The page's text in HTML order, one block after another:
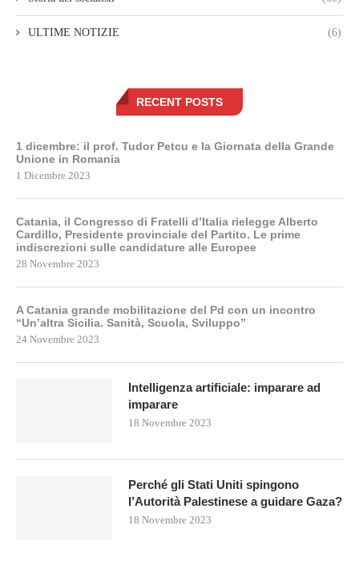
ULTIME NOTIZIE (6)
RECENT POSTS
1 dicembre: il prof. Tudor Petcu e la Giornata della Grande
Unione in Romania
1 Dicembre 2023
Catania, il Congresso di Fratelli d’Italia rielegge Alberto
Cardillo, Presidente provinciale del Partito. Le prime
indiscrezioni sulle candidature alle Europee
28 Novembre 2023
A Catania grande mobilitazione del Pd con un incontro
“Un’altra Sicilia. Sanità, Scuola, Sviluppo”
24 Novembre 2023
Intelligenza artificiale: imparare ad
imparare
18 Novembre 2023
Perché gli Stati Uniti spingono
l’Autorità Palestinese a guidare Gaza?
18 Novembre 2023